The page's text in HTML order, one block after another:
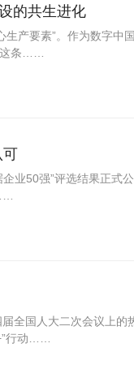
的共生进化
生产要素”。作为数字中
这条……
可
业50强”评选结果正式
全国人大二次会议上的
行动……